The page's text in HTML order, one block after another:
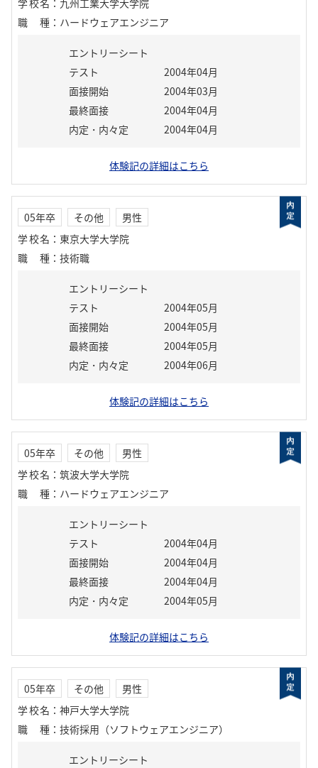
学校名 ： 九州工業大学大学院
職種 ： ハードウェアエンジニア
エントリーシート
テスト
2004年04月
面接開始
2004年03月
最終面接
2004年04月
内定・内々定
2004年04月
体験記の詳細はこちら
05年卒 その他
男性
学校名 ： 東京大学大学院
職種 ： 技術職
エントリーシート
テスト
2004年05月
面接開始
2004年05月
最終面接
2004年05月
内定・内々定
2004年06月
体験記の詳細はこちら
05年卒 その他
男性
学校名 ： 筑波大学大学院
職種 ： ハードウェアエンジニア
エントリーシート
テスト
2004年04月
面接開始
2004年04月
最終面接
2004年04月
内定・内々定
2004年05月
体験記の詳細はこちら
05年卒 その他
男性
学校名 ： 神戸大学大学院
職種 ： 技術採用（ソフトウェアエンジニア）
エントリーシート